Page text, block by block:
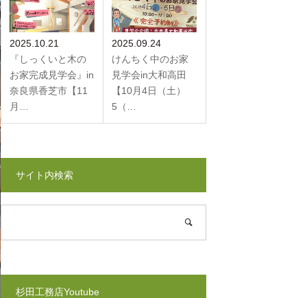
2025.10.21
『しっくいと木の
お家完成見学会』in
奈良県香芝市【11
月…
2025.09.24
けんちく中のお家
見学会in大和高田
【10月4日（土）
5（…
サイト内検索
杉田工務店Youtube